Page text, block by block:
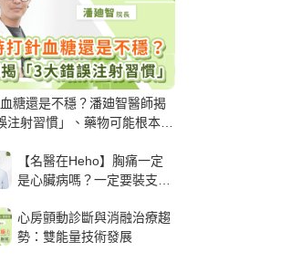
糖還是不穩？潘廸智醫師揭
注射習慣」、藥物可能根本沒
【名醫在Heho】胸痛一定
是心臟病嗎？一定要裝支
解析支架種類、風險與選擇
關鍵
心房顫動診斷與消融治療趨
勢：雙能量技術發展